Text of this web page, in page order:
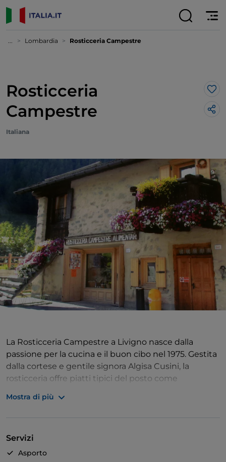
... Lombardia Rosticceria Campestre
Rosticceria
Campestre
Italiana
La Rosticceria Campestre a Livigno nasce dalla
passione per la cucina e il buon cibo nel 1975. Gestita
dalla cortese e gentile signora Algisa Cusini, la
rosticceria offre piatti tipici del posto come
maiale, Arrosto di vitello, Pollo allo spiedo con
usufruire dei prodotti da minimarket, surgelati e
alimentari in genere.
Mostra di più
Servizi
Asporto